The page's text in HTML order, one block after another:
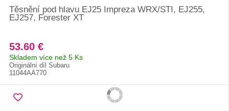
Těsnění pod hlavu EJ25 Impreza WRX/STI, EJ255,
EJ257, Forester XT
53.60 €
Skladem více než 5 Ks
Originální díl Subaru
11044AA770